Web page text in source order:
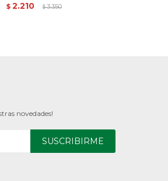
$ 2.210 $3.350
novedades!
SUSCRIBIRME